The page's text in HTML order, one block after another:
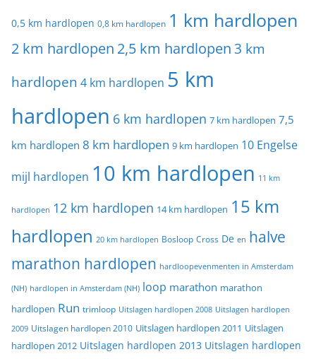
0,5 km hardlopen 0,8 km hardlopen 1 km hardlopen
2 km hardlopen 2,5 km hardlopen 3 km
hardlopen 4 km hardlopen 5 km
hardlopen 6 km hardlopen 7 km hardlopen 7,5
km hardlopen 8 km hardlopen 9 km hardlopen 10 Engelse
mijl hardlopen 10 km hardlopen 11 km
hardlopen 12 km hardlopen 14 km hardlopen 15 km
hardlopen 20 km hardlopen Bosloop Cross De en halve
marathon hardlopen hardloopevenmenten in Amsterdam
(NH) hardlopen in Amsterdam (NH) loop marathon marathon
hardlopen Run trimloop Uitslagen hardlopen 2008 Uitslagen hardlopen
2009 Uitslagen hardlopen 2010 Uitslagen hardlopen 2011 Uitslagen
hardlopen 2012 Uitslagen hardlopen 2013 Uitslagen hardlopen